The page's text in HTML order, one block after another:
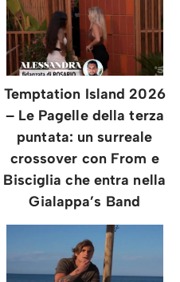
Temptation Island 2026
– Le Pagelle della terza
puntata: un surreale
crossover con From e
Bisciglia che entra nella
Gialappa’s Band